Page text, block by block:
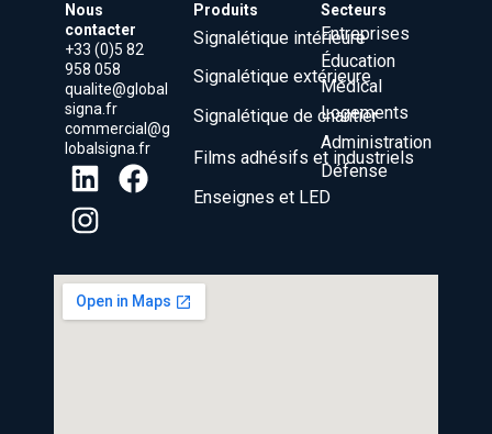
Nous
contacter
+33 (0)5 82
958 058
qualite@global
signa.fr
commercial@g
lobalsigna.fr
Produits
Signalétique intérieure
Signalétique extérieure
Signalétique de chantier
Films adhésifs et industriels
Enseignes et LED
Secteurs
Entreprises
Éducation
Médical
Logements
Administration
Défense